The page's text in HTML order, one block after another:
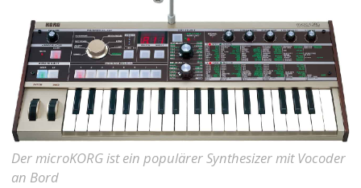
Der microKORG ist ein populärer Synthesizer mit Vocoder
an Bord